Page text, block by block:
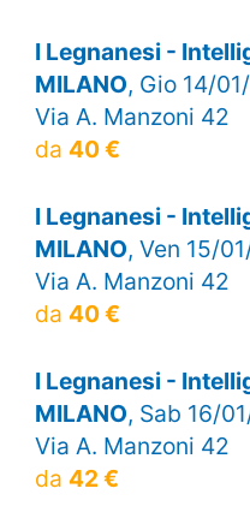
I Legnanesi -
MILANO, Gio 14/
Via A. Manzoni 42
da 40 €
I Legnanesi -
MILANO, Ven 15/
Via A. Manzoni 42
da 40 €
I Legnanesi -
MILANO, Sab 16/
Via A. Manzoni 42
da 42 €